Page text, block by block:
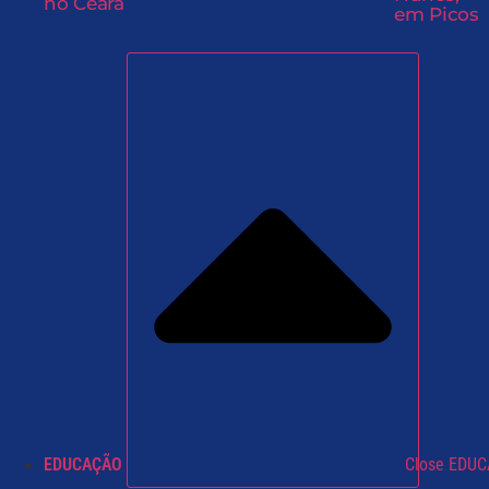
em Picos
EDUCAÇÃO Close